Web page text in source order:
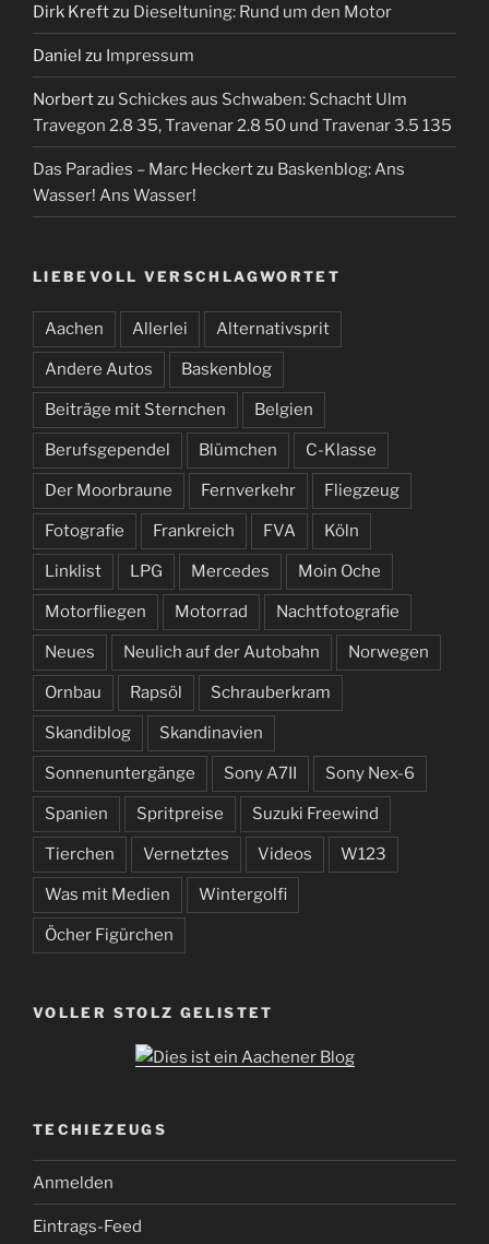
Dirk Kreftzu Dieseltuning: Rund um den Motor
Daniel zu Impressum
Norbertzu Schickes aus Schwaben: Schacht Ulm
Travegon 2.8 35, Travenar 2.8 50 und Travenar 3.5 135
Das Paradies – Marc Heckertzu Baskenblog: Ans
Wasser! Ans Wasser!
LIEBEVOLL VERSCHLAGWORTET
Aachen Allerlei Alternativsprit
Andere Autos Baskenblog
Beiträge mit Sternchen Belgien
Berufsgependel Blümchen C-Klasse
Der Moorbraune Fernverkehr Fliegzeug
Fotografie Frankreich FVA Köln
Linklist LPG Mercedes Moin Oche
Motorfliegen Motorrad Nachtfotografie
Neues Neulich auf der Autobahn Norwegen
Ornbau Rapsöl Schrauberkram
Skandiblog Skandinavien
Sonnenuntergänge Sony A7II Sony Nex-6
Spanien Spritpreise Suzuki Freewind
Tierchen Vernetztes Videos W123
Was mit Medien Wintergolfi
Öcher Figürchen
VOLLER STOLZ GELISTET
TECHIEZEUGS
Anmelden
Eintrags-Feed